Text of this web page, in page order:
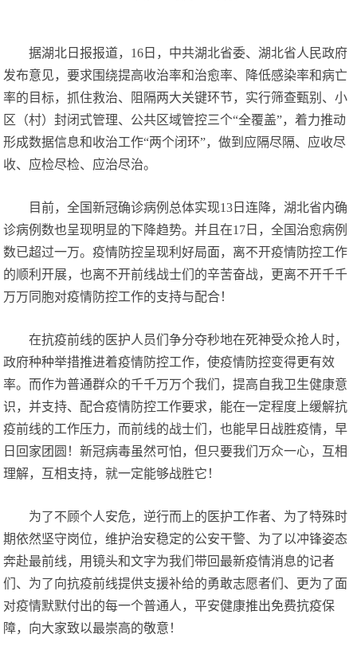
据湖北日报报道，16日，中共湖北省委、湖北省人民政府
发布意见，要求围绕提高收治率和治愈率、降低感染率和病亡
率的目标，抓住救治、阻隔两大关键环节，实行筛查甄别、小
区（村）封闭式管理、公共区域管控三个“全覆盖”，着力推动
形成数据信息和收治工作“两个闭环”，做到应隔尽隔、应收尽
收、应检尽检、应治尽治。
目前，全国新冠确诊病例总体实现13日连降，湖北省内确
诊病例数也呈现明显的下降趋势。并且在17日，全国治愈病例
数已超过一万。疫情防控呈现利好局面，离不开疫情防控工作
的顺利开展，也离不开前线战士们的辛苦奋战，更离不开千千
万万同胞对疫情防控工作的支持与配合！
在抗疫前线的医护人员们争分夺秒地在死神受众抢人时，
政府种种举措推进着疫情防控工作，使疫情防控变得更有效
率。而作为普通群众的千千万万个我们，提高自我卫生健康意
识，并支持、配合疫情防控工作要求，能在一定程度上缓解抗
疫前线的工作压力，而前线的战士们，也能早日战胜疫情，早
日回家团圆！新冠病毒虽然可怕，但只要我们万众一心，互相
理解，互相支持，就一定能够战胜它！
为了不顾个人安危，逆行而上的医护工作者、为了特殊时
期依然坚守岗位，维护治安稳定的公安干警、为了以冲锋姿态
奔赴最前线，用镜头和文字为我们带回最新疫情消息的记者
们、为了向抗疫前线提供支援补给的勇敢志愿者们、更为了面
对疫情默默付出的每一个普通人，平安健康推出免费抗疫保
障，向大家致以最崇高的敬意！